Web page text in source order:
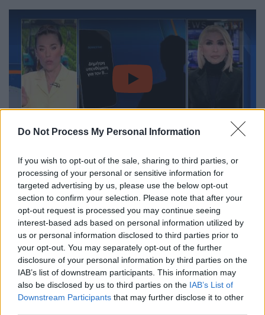
Do Not Process My Personal Information
If you wish to opt-out of the sale, sharing to third parties, or
processing of your personal or sensitive information for
targeted advertising by us, please use the below opt-out
section to confirm your selection. Please note that after your
opt-out request is processed you may continue seeing
interest-based ads based on personal information utilized by
us or personal information disclosed to third parties prior to
your opt-out. You may separately opt-out of the further
disclosure of your personal information by third parties on the
IAB’s list of downstream participants. This information may
also be disclosed by us to third parties on the IAB’s List of
Downstream Participants that may further disclose it to other
video
Οι αποκαλυπτικοί διάλογοι
Η δικογραφία περιλαμβάνει μηνύματα και
τηλεφωνικές κλήσειςπου αποτυπώνουν το
μέγεθος των παρεμβάσεων. Χαρακτηριστική
είναι ηπερίπτωση υψηλόβαθμου στελέχους
τηςΝέας Δημοκρατίας, ο οποίος τον
Σεπτέμβριο του 2021απέστειλε μήνυμα
στον τότε πρόεδρο του Οργανισμού,
Δημήτρη Μελά, αναφέροντας: